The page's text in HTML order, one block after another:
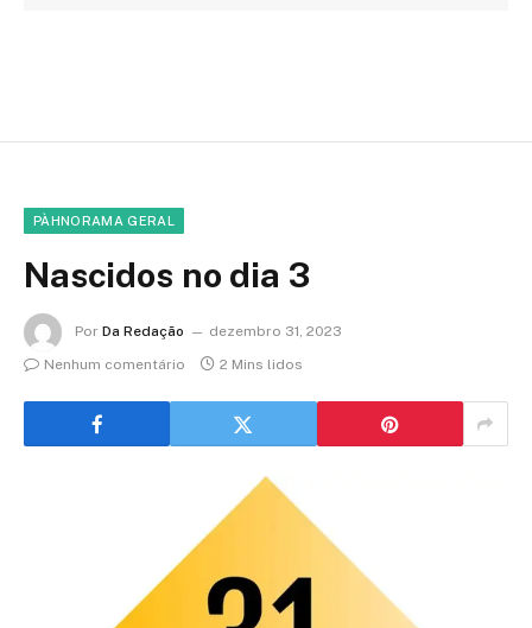
PÀHNORAMA GERAL
Nascidos no dia 3
Por Da Redação
dezembro 31, 2023
Nenhum comentário
2 Mins lidos